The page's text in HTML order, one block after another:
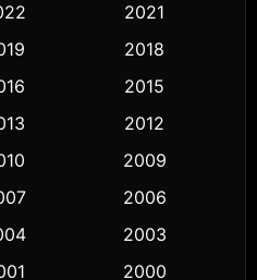
(50)
(443)
(518)
2021
2018
2015
2012
2009
2006
2003
2000